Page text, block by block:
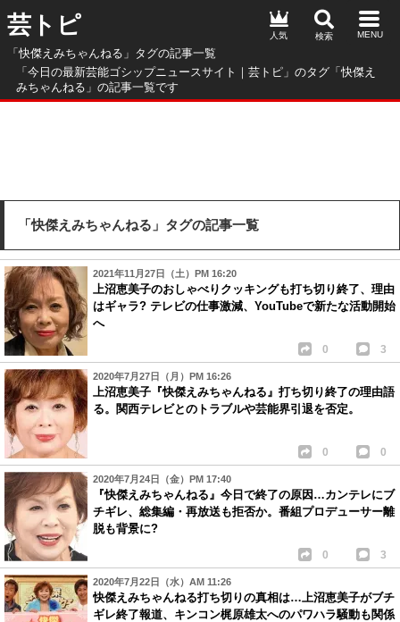
芸トピ
「快傑えみちゃんねる」タグの記事一覧
「今日の最新芸能ゴシップニュースサイト｜芸トピ」のタグ「快傑え
みちゃんねる」の記事一覧です
人気
「快傑えみちゃんねる」タグの記事一覧
2021年11月27日（土）PM 16:20
上沼恵美子のおしゃべりクッキングも打ち切り終了、理由
はギャラ? テレビの仕事激減、YouTubeで新たな活動開始
へ
0 3
2020年7月27日（月）PM 16:26
上沼恵美子『快傑えみちゃんねる』打ち切り終了の理由語
る。関西テレビとのトラブルや芸能界引退を否定。
0 0
2020年7月24日（金）PM 17:40
『快傑えみちゃんねる』今日で終了の原因…カンテレにブ
チギレ、総集編・再放送も拒否か。番組プロデューサー離
脱も背景に?
0 3
2020年7月22日（水）AM 11:26
快傑えみちゃんねる打ち切りの真相は…上沼恵美子がブチ
ギレ終了報道、キンコン梶原雄太へのパワハラ騒動も関係